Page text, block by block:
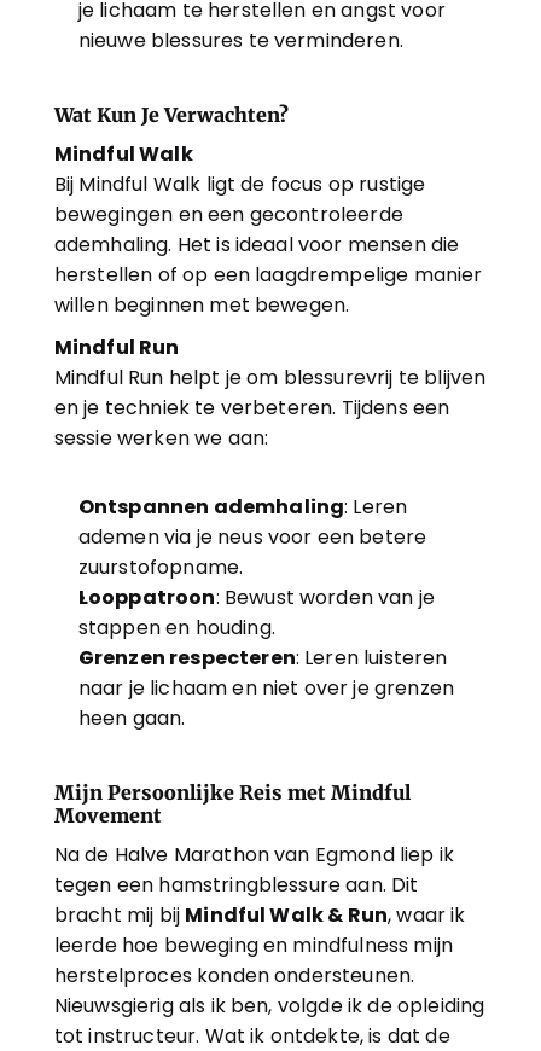
je lichaam te herstellen en angst voor
nieuwe blessures te verminderen.
Wat Kun Je Verwachten?
Mindful Walk
Bij Mindful Walk ligt de focus op rustige
bewegingen en een gecontroleerde
ademhaling. Het is ideaal voor mensen die
herstellen of op een laagdrempelige manier
willen beginnen met bewegen.
Mindful Run
Mindful Run helpt je om blessurevrij te blijven
en je techniek te verbeteren. Tijdens een
sessie werken we aan:
Ontspannen ademhaling: Leren
ademen via je neus voor een betere
zuurstofopname.
Looppatroon: Bewust worden van je
stappen en houding.
Grenzen respecteren: Leren luisteren
naar je lichaam en niet over je grenzen
heen gaan.
Mijn Persoonlijke Reis met Mindful
Movement
Na de Halve Marathon van Egmond liep ik
tegen een hamstringblessure aan. Dit
bracht mij bij Mindful Walk & Run, waar ik
leerde hoe beweging en mindfulness mijn
herstelproces konden ondersteunen.
Nieuwsgierig als ik ben, volgde ik de opleiding
tot instructeur. Wat ik ontdekte, is dat de